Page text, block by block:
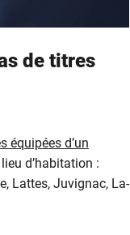
de titres
équipées d’un
d’habitation :
Lattes, Juvignac, La-